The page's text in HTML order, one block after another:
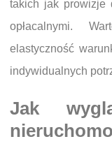
takich jak prowizje
opłacalnymi.
elastyczność
indywidualnych
Jak